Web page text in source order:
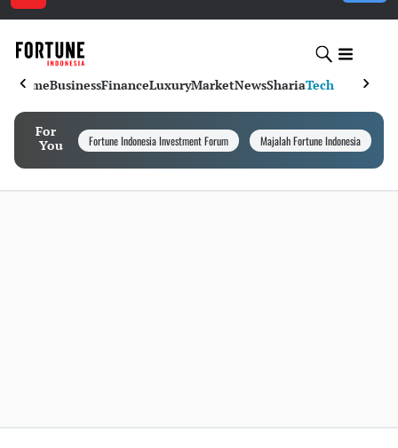
HomeBusinessFinanceLuxuryMarketNewsShariaTech
For
You
Fortune Indonesia Investment Forum Majalah Fortune Indonesia